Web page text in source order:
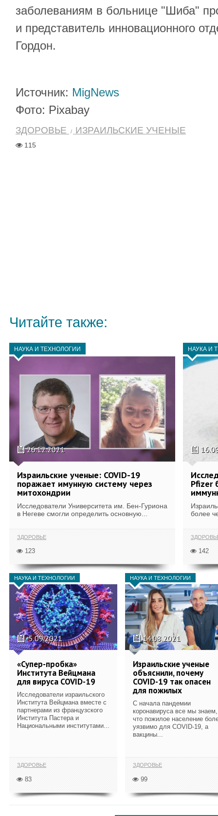
заболеваниям в больнице "Шиба"
и представитель инновационного
Гордон.
Источник: MigNews
Фото: Pixabay
ЗДОРОВЬЕ ИЗРАИЛЬСКИЕ УЧЕНЫЕ
115
Читайте также:
НАУКА И ТЕХНОЛОГИИ
26.12.2021
Израильские ученые: COVID-19
поражает имунную систему через
митохондрии
Исследователи Университета им. Бен-Гуриона
в Негеве смогли определить основную...
ЗДОРОВЬЕ
123
НАУКА И
Pfizer
более
142
НАУКА И ТЕХНОЛОГИИ
5.09.2021
«Супер-пробка»
Института Вейцмана
для вируса COVID-19
Исследователи израильского
Института Вейцмана вместе с
партнерами из французского
Института Пастера и
Национальными институтами...
ЗДОРОВЬЕ
83
НАУКА И ТЕХНОЛОГИИ
14.08.2021
Израильские ученые
объяснили, почему
COVID-19 так опасен
для пожилых
С начала пандемии
коронавируса все мы знаем,
что пожилое население
уязвимо для COVID-19, а
вакцины...
ЗДОРОВЬЕ
99